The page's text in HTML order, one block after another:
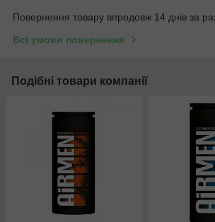
Повернення товару впродовж 14 днів за
Всі умови повернення
Подібні товари компанії